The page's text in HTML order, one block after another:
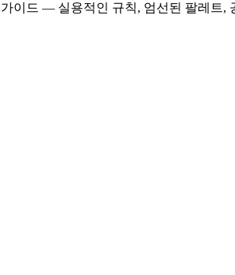
이드 — 실용적인 규칙, 엄선된 팔레트,